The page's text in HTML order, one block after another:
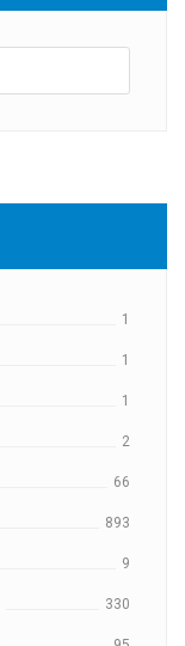
1
1
1
2
66
893
9
330